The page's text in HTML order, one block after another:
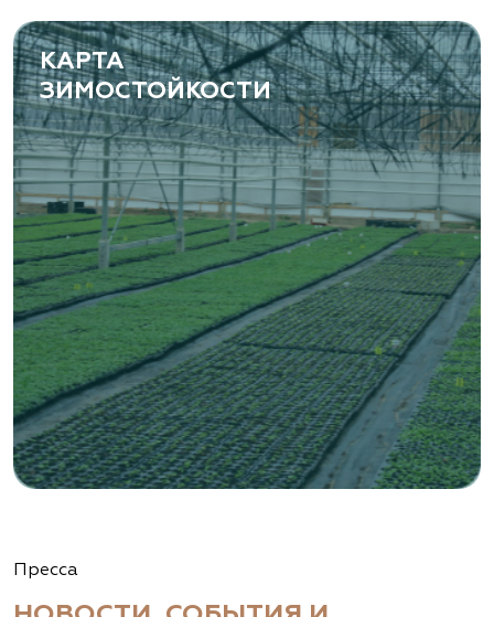
www.yoly-paly.ru
«ВЕНЕВ» питомник растений
Тульская область, Венёвский р-н, село
Борщевое, улица Лесная, д. 13
8 963 224 87 99
https://www.venev1.ru/
«ВЕНЕВ» питомник растений
Тульская область, Венёвский р-н, село
Борщевое, улица Лесная, д. 13
8 963 224 87 99
https://www.venev1.ru/
КАРТА
ЗИМОСТОЙКОСТИ
Пресса